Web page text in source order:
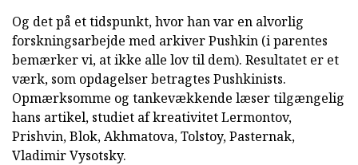
Og det på et tidspunkt, hvor han var en alvorlig
forskningsarbejde med arkiver Pushkin (i parentes
bemærker vi, at ikke alle lov til dem). Resultatet er et
værk, som opdagelser betragtes Pushkinists.
Opmærksomme og tankevækkende læser tilgængelig
hans artikel, studiet af kreativitet Lermontov,
Prishvin, Blok, Akhmatova, Tolstoy, Pasternak,
Vladimir Vysotsky.